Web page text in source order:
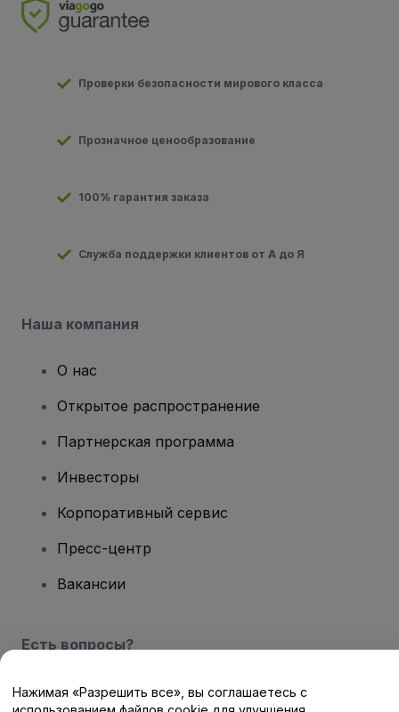
Проверки безопасности мирового класса
Прозначное ценообразование
100% гарантия заказа
Служба поддержки клиентов от А до Я
Наша компания
О нас
Открытое распространение
Партнерская программа
Инвесторы
Корпоративный сервис
Пресс-центр
Вакансии
Есть вопросы?
Центр помощи / Свяжитесь с нами
Нажимая «Разрешить все», вы соглашаетесь с